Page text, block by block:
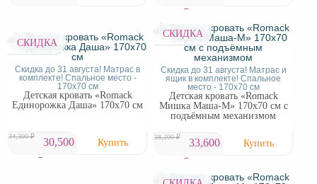
₽
Скидка до 31 августа! Матрас в
комплекте! Спальное место -
170х70 см
СКИДКА
Детская кровать «Romack
Единорожка Даша» 170х70 см
34,300 ₽
30,500
₽
Скидка до 31 августа! Матрас и
ящик в комплекте! Спальное
место - 170х70 см
СКИДКА
Детская кровать «Romack
Мишка Маша-М» 170х70 см с
подъёмным механизмом
38,200 ₽
33,600
₽